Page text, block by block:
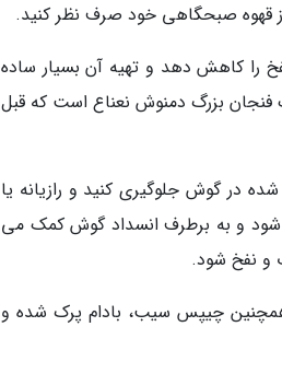
قهوه صبحگاهی خود صرف نظر کنید.
را کاهش دهد و تهیه آن بسیار ساده
فنجان بزرگ دمنوش نعناع است که قبل
در گوش جلوگیری کنید و رازیانه یا
شود و به برطرف انسداد گوش کمک می
و نفخ شود.
همچنین چیپس سیب، بادام پرک شده و